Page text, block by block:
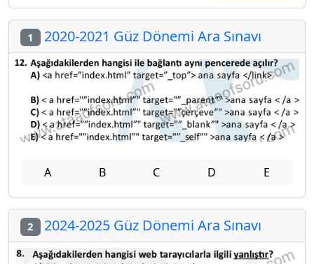
1 2020-2021 Güz Dönemi Ara Sınavı
A B C D E
2 2024-2025 Güz Dönemi Ara Sınavı